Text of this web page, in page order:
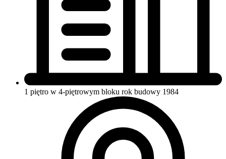
1 piętro w 4-piętrowym bloku rok budowy 1984